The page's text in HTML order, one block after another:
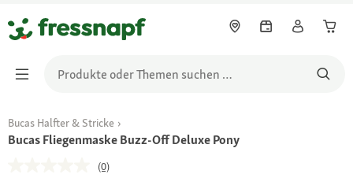
Bucas Halfter & Stricke
Bucas Fliegenmaske Buzz-Off Deluxe Pony
(0)